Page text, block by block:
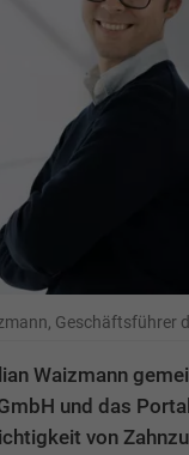
Geschäftsführer
Waizmann
und das
von